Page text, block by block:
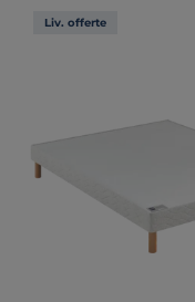
Liv. offerte